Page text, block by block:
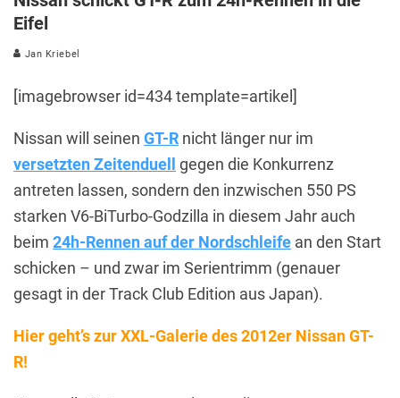
Eifel
Jan Kriebel
[imagebrowser id=434 template=artikel]
Nissan will seinen GT-R nicht länger nur im
versetzten Zeitenduell gegen die Konkurrenz
antreten lassen, sondern den inzwischen 550 PS
starken V6-BiTurbo-Godzilla in diesem Jahr auch
beim 24h-Rennen auf der Nordschleife an den Start
schicken – und zwar im Serientrimm (genauer
gesagt in der Track Club Edition aus Japan).
Hier geht’s zur XXL-Galerie des 2012er Nissan GT-
R!